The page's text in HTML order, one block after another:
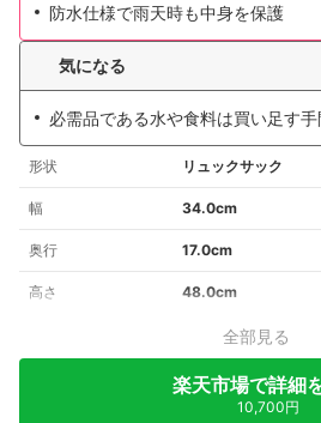
防水仕様で雨天時も中身を保護
気になる
必需品である水や食料は買い足す手
形状 リュックサック
幅 34.0cm
奥行 17.0cm
高さ 48.0cm
全部見る
楽天市場で詳細
10,700円